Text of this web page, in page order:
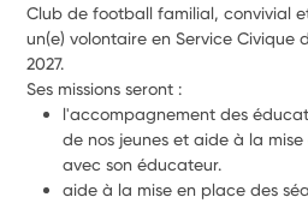
Club de football familial, convivial
un(e) volontaire en Service Civique
l'accompagnement des
de nos jeunes et aide à la
avec son éducateur.
aide à la mise en place des